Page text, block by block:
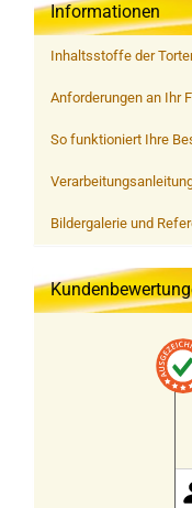
Informationen
Inhaltsstoffe der
Anforderungen an Ihr
So funktioniert Ihre
Bildergalerie und